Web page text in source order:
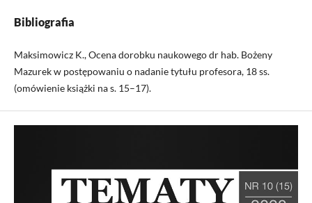
Bibliografia
Maksimowicz K., Ocena dorobku naukowego dr hab. Bożeny
Mazurek w postępowaniu o nadanie tytułu profesora, 18 ss.
(omówienie książki na s. 15–17).